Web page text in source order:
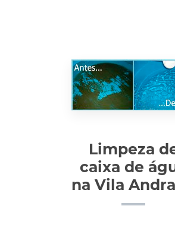
Limpeza
caixa de
na Vila